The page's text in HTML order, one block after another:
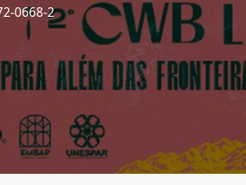
0668-2